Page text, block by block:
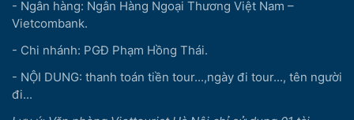
- Ngân hàng: Ngân Hàng Ngoại Thương Việt Nam –
Vietcombank.
- Chi nhánh: PGĐ Phạm Hồng Thái.
- NỘI DUNG: thanh toán tiền tour...,ngày đi tour..., tên người
đi...